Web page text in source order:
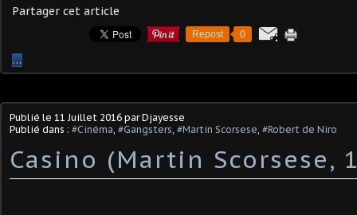
Partager cet article
Repost 0
…
Publié le 11 Juillet 2016 par Djayesse
Publié dans : #Cinéma #Gangsters #Martin Scorsese #Robert de Niro
Casino (Martin Scorsese,